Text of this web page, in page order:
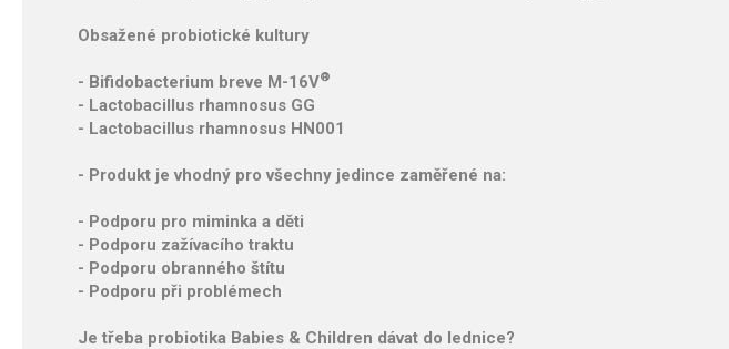
Obsažené probiotické kultury
- Bifidobacterium breve M-16V®
- Lactobacillus rhamnosus GG
- Lactobacillus rhamnosus HN001
- Produkt je vhodný pro všechny jedince zaměřené na:
- Podporu pro miminka a děti
- Podporu zažívacího traktu
- Podporu obranného štítu
- Podporu při problémech
Je třeba probiotika Babies & Children dávat do lednice?